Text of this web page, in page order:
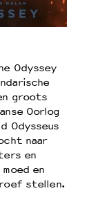
Odyssey
groots
Oorlog
Odysseus
naar
en
en
stellen.